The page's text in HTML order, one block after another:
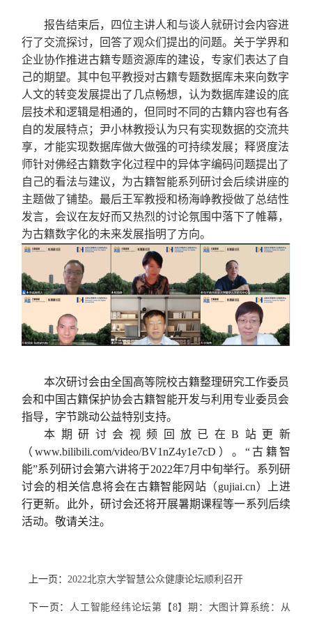
报告结束后，四位主讲人和与谈人就研讨会内容进
行了交流探讨，回答了观众们提出的问题。关于学界和
企业协作推进古籍专题资源库的建设，专家们表达了自
己的期望。其中包平教授对古籍专题数据库未来向数字
人文的转变发展提出了几点畅想，认为数据库建设的底
层技术和逻辑是相通的，但同时不同的古籍内容也有各
自的发展特点；尹小林教授认为只有实现数据的交流共
享，才能实现数据库做大做强的可持续发展；释贤度法
师针对佛经古籍数字化过程中的异体字编码问题提出了
自己的看法与建议，为古籍智能系列研讨会后续讲座的
主题做了铺垫。最后王军教授和杨海峥教授做了总结性
发言，会议在友好而又热烈的讨论氛围中落下了帷幕，
为古籍数字化的未来发展指明了方向。
本次研讨会由全国高等院校古籍整理研究工作委员
会和中国古籍保护协会古籍智能开发与利用专业委员会
指导，字节跳动公益特别支持。
本期研讨会视频回放已在B 站更新
（www.bilibili.com/video/BV1nZ4y1e7cD ）。“古籍智
能”系列研讨会第六讲将于2022年7月中旬举行。系列研
讨会的相关信息将会在古籍智能网站（gujiai.cn）上进
行更新。此外，研讨会还将开展暑期课程等一系列后续
活动。敬请关注。
上一页：2022北京大学智慧公众健康论坛顺利召开
下一页： 人工智能经纬论坛第【8】期：大图计算系统：从